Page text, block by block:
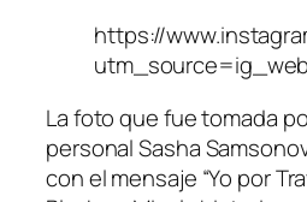
https://
La foto que fue tomada
personal Sasha
con el mensaje “Yo por